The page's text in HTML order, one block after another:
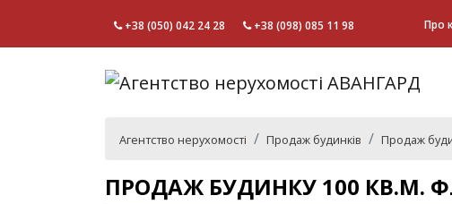
+38 (050) 042 24 28 +38 (098) 085 11 98 Про
Агентство нерухомості Продаж будинків Продаж
ПРОДАЖ БУДИНКУ 100 КВ.М.